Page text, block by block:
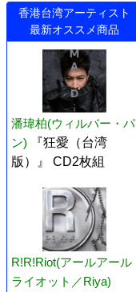
香港台湾アーティスト
最新オススメ商品
潘瑋柏(ウィルバー・パ
ン)
『狂愛（台湾
版）』 CD2枚組
R!R!Riot(アールアール
ライオット／Riya)